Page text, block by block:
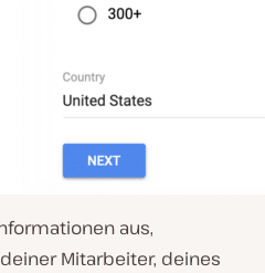
aus,
Mitarbeiter, deines